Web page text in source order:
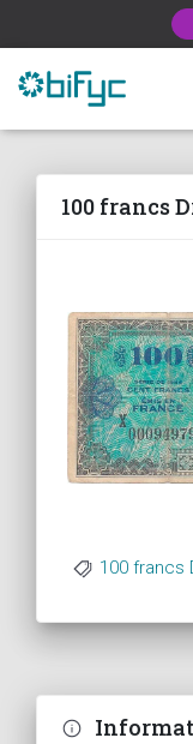
100 francs
100 francs